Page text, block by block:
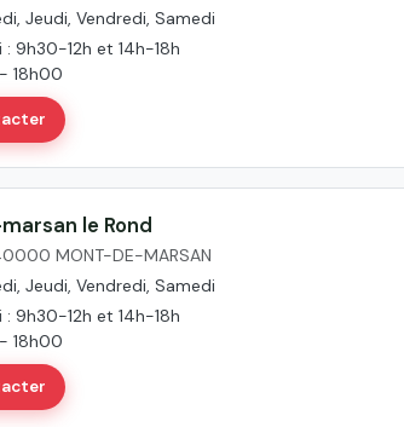
Jeudi, Vendredi, Samedi
9h30-12h et 14h-18h
18h00
le Rond
MONT-DE-MARSAN
Jeudi, Vendredi, Samedi
9h30-12h et 14h-18h
18h00